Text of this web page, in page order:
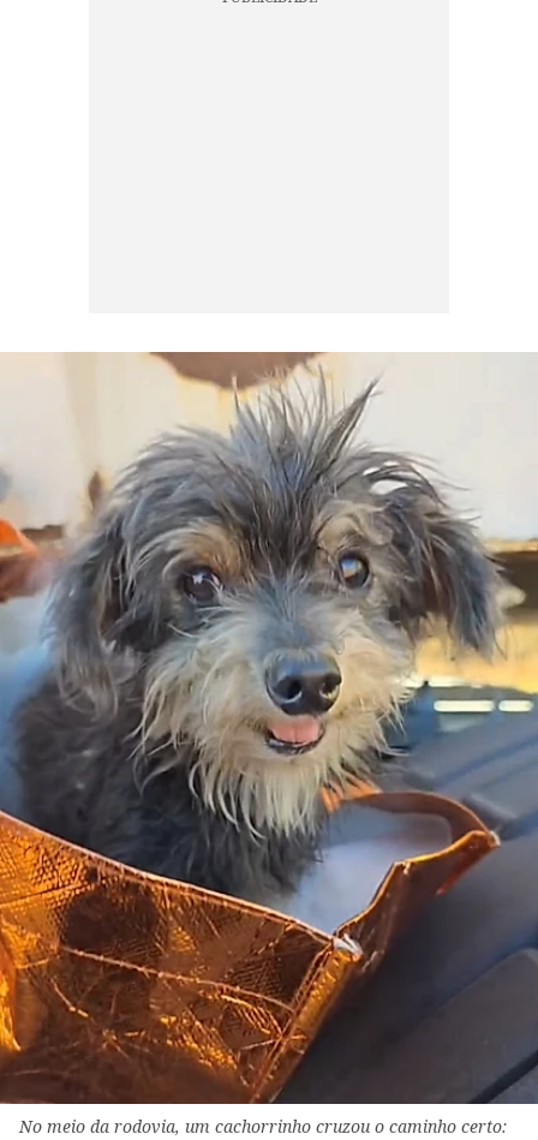
No meio da rodovia, um cachorrinho cruzou o caminho certo: